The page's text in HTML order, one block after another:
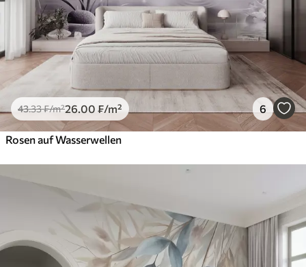
43.33₣/m²26 .00 ₣/m² 6
Rosen auf Wasserwellen